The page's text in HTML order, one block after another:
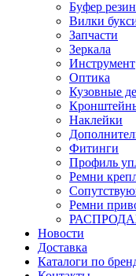
Буфер
Вилки
Запчасти
Зеркала
Инструмент
Оптика
Кузовные
Наклейки
Фитинги
Профиль
Ремни
Ремни
Новости
Доставка
Каталоги по